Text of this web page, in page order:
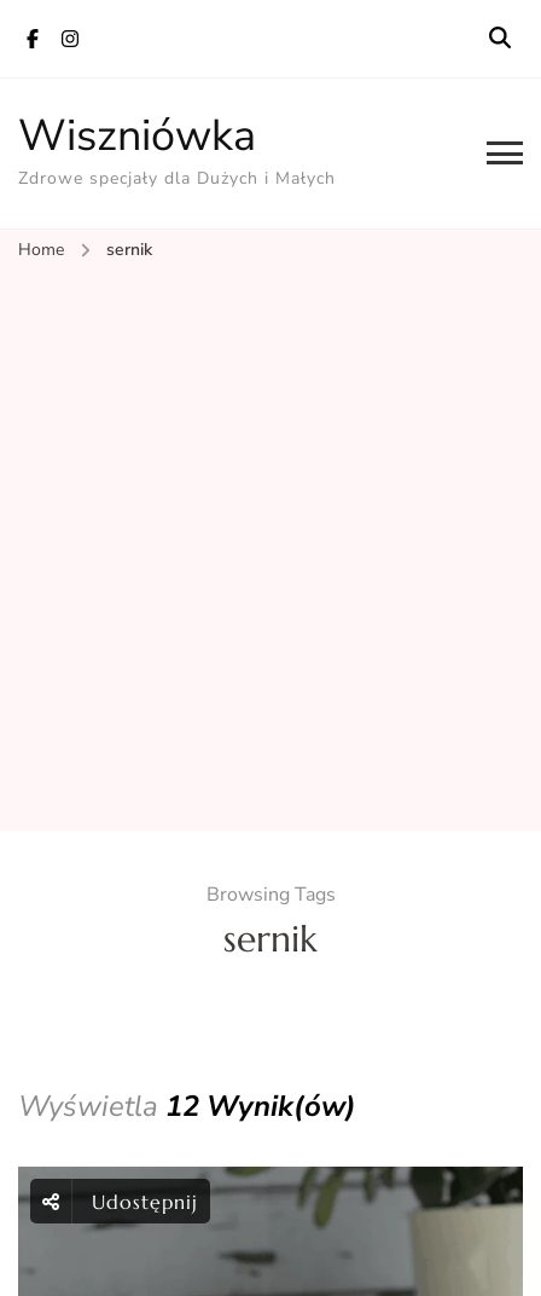
Wiszniówka
Zdrowe specjały dla Dużych i Małych
Home sernik
Browsing Tags
sernik
Wyświetla 12 Wynik(ów)
Udostępnij